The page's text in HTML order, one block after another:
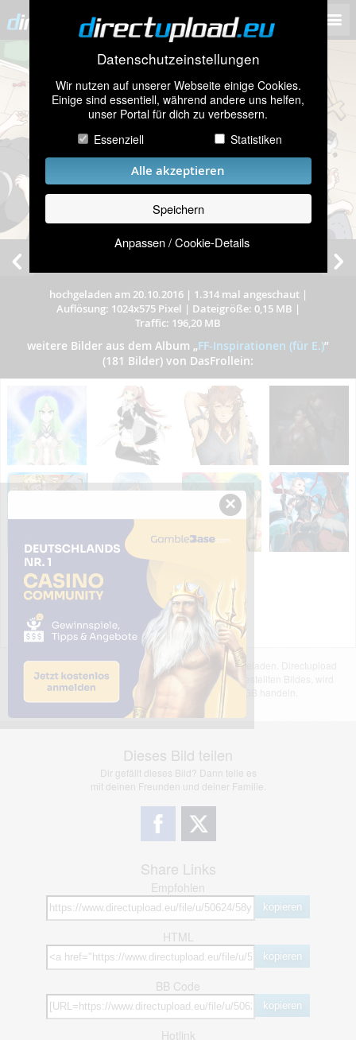
Datenschutzeinstellungen
Wir nutzen auf unserer Webseite einige Cookies.
Einige sind essentiell, während andere uns helfen,
unser Portal für dich zu verbessern.
Essenziell
Statistiken
Alle akzeptieren
Speichern
Anpassen / Cookie-Details
hochgeladen am 20.10.2016| 1.314 mal angeschaut|
Auflösung: 1024x575 Pixel | Dateigröße: 0,15 MB |
Traffic: 196,20 MB
weitere Bilder aus dem Album „FF-Inspirationen (für E.)”
(181 Bilder) von DasFrollein:
Das dargestellte Bild wurde von einem Nutzer hochgeladen. Directupload
übernimmt keinerlei Haftung für den Inhalt des dargestellten Bildes, wird
jedoch bei Verstößen nach §2(3) unserer AGB handeln.
Dieses Bild teilen
Dir gefällt dieses Bild? Dann teile es
mit deinen Freunden und deiner Familie.
Share Links
Empfohlen
kopieren
HTML
kopieren
BB Code
kopieren
Hotlink
×